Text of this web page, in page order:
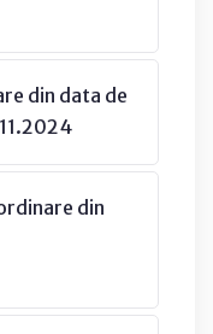
din data de
din